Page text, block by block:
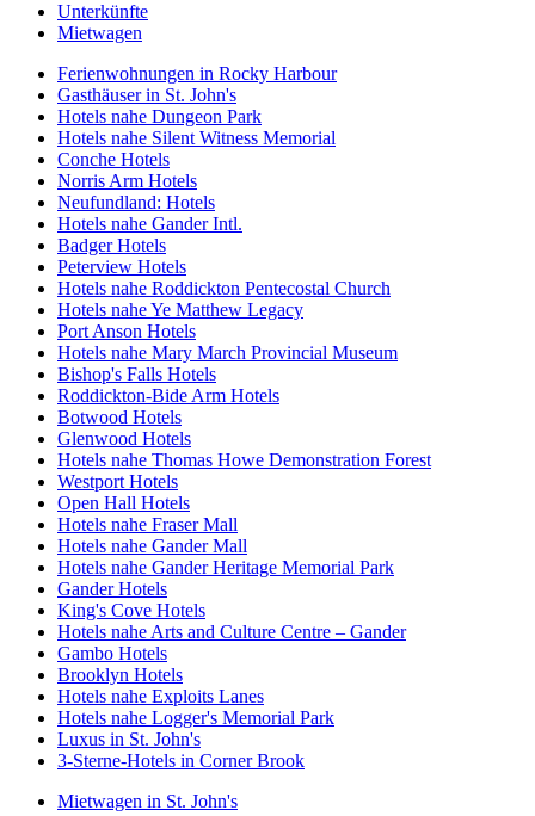
Unterkünfte
Mietwagen
Ferienwohnungen in Rocky Harbour
Gasthäuser in St. John's
Hotels nahe Dungeon Park
Hotels nahe Silent Witness Memorial
Conche Hotels
Norris Arm Hotels
Neufundland: Hotels
Hotels nahe Gander Intl.
Badger Hotels
Peterview Hotels
Hotels nahe Roddickton Pentecostal Church
Hotels nahe Ye Matthew Legacy
Port Anson Hotels
Hotels nahe Mary March Provincial Museum
Bishop's Falls Hotels
Roddickton-Bide Arm Hotels
Botwood Hotels
Glenwood Hotels
Hotels nahe Thomas Howe Demonstration Forest
Westport Hotels
Open Hall Hotels
Hotels nahe Fraser Mall
Hotels nahe Gander Mall
Hotels nahe Gander Heritage Memorial Park
Gander Hotels
King's Cove Hotels
Hotels nahe Arts and Culture Centre – Gander
Gambo Hotels
Brooklyn Hotels
Hotels nahe Exploits Lanes
Hotels nahe Logger's Memorial Park
Luxus in St. John's
3-Sterne-Hotels in Corner Brook
Mietwagen in St. John's